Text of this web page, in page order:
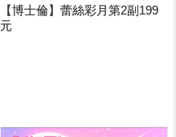
【博士倫】蕾絲彩月第2副199
元